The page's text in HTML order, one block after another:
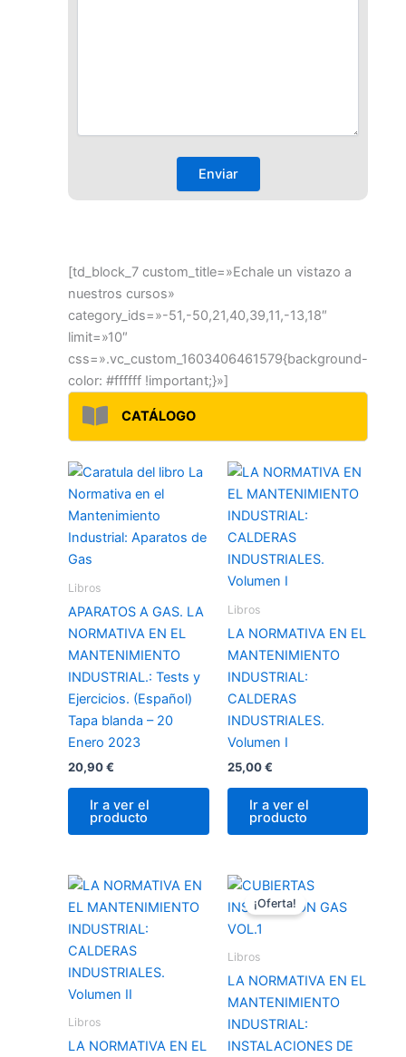
[td_block_7 custom_title=»Echale un vistazo a
nuestros cursos»
category_ids=»-51,-50,21,40,39,11,-13,18″
limit=»10″
css=».vc_custom_1603406461579{background-
color: #ffffff !important;}»]
CATÁLOGO
Libros
APARATOS A GAS. LA
NORMATIVA EN EL
MANTENIMIENTO
INDUSTRIAL.: Tests y
Ejercicios. (Español)
Tapa blanda – 20
Enero 2023
20,90€
Ir a ver el
producto
Libros
LA NORMATIVA EN EL
MANTENIMIENTO
INDUSTRIAL:
CALDERAS
INDUSTRIALES.
Volumen I
25,00€
Ir a ver el
producto
Libros
LA NORMATIVA EN EL
¡Oferta!
Libros
LA NORMATIVA EN EL
MANTENIMIENTO
INDUSTRIAL:
INSTALACIONES DE
El
precio
original actual